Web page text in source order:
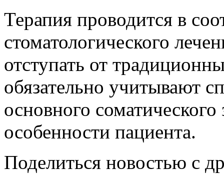
Терапия проводится в
стоматологического
отступать от
обязательно учитывают
основного
особенности пациента.
Поделиться новостью с